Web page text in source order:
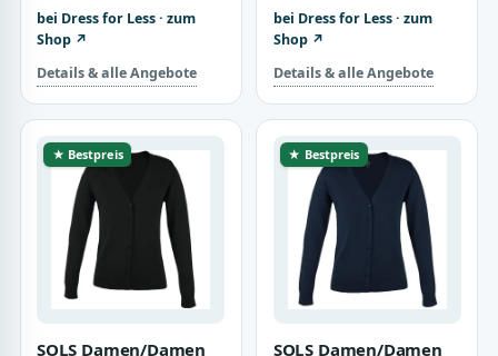
bei Dress for Less · zum
Shop ↗
Details & alle Angebote
bei Dress for Less · zum
Shop ↗
Details & alle Angebote
★ Bestpreis
SOLS Damen/Damen
★ Bestpreis
SOLS Damen/Damen